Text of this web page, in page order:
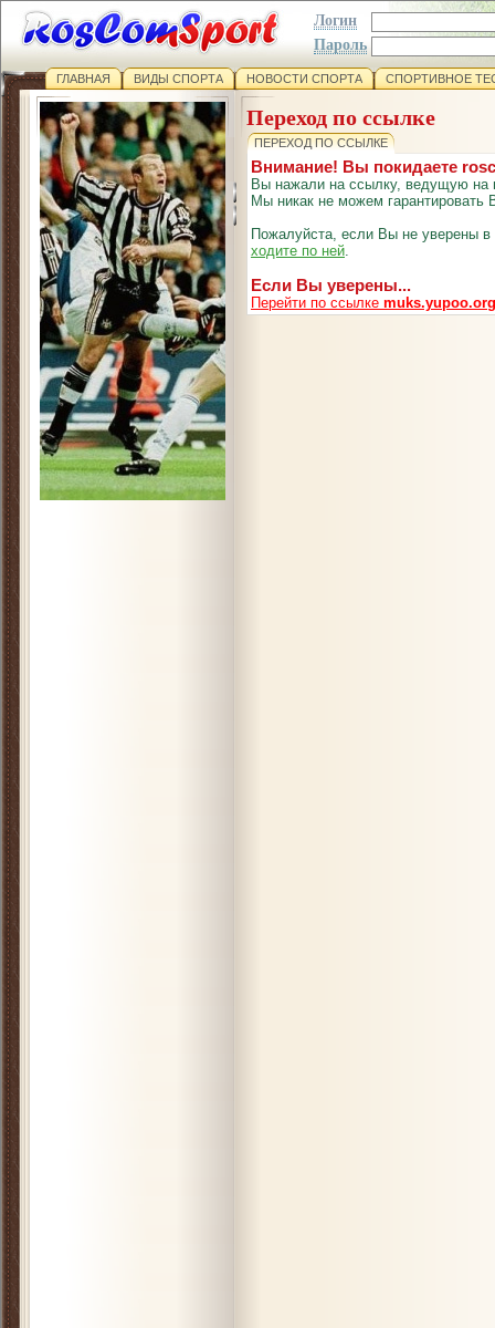
Логин
Пароль
ГЛАВНАЯ ВИДЫ СПОРТА НОВОСТИ СПОРТА СПОРТИВНОЕ
Переход по ссылке
ПЕРЕХОД ПО ССЫЛКЕ
Внимание! Вы покидаете
Вы нажали на ссылку, ведущую на
Мы никак не можем гарантировать
Пожалуйста, если Вы не уверены
ходите по ней.
Если Вы уверены...
Перейти по ссылке muks.yupoo.org